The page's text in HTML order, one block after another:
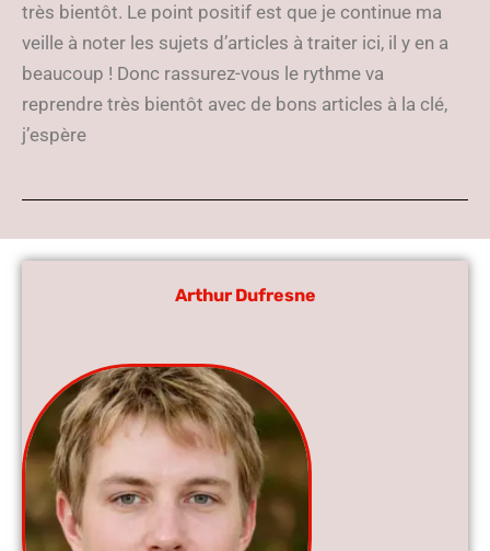
très bientôt. Le point positif est que je continue ma
veille à noter les sujets d’articles à traiter ici, il y en a
beaucoup ! Donc rassurez-vous le rythme va
reprendre très bientôt avec de bons articles à la clé,
j’espère
Arthur Dufresne